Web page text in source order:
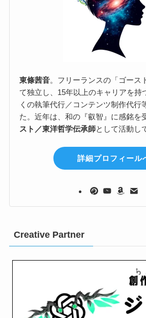
東條茜音。フリーランスの「ゴース
て独立し、15年以上のキャリアを持
くの執筆代行／コンテンツ制作代行
た。近年は、和の『叡智』に感銘を
スト／東洋哲学伝承師として活動し
詳細プロフィール
Creative Partner